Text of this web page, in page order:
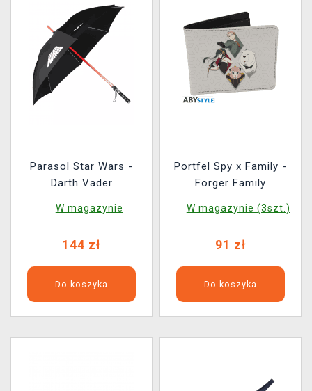
Parasol Star Wars -
Darth Vader
W magazynie
144 zł
Do koszyka
Portfel Spy x Family -
Forger Family
W magazynie (3szt.)
91 zł
Do koszyka